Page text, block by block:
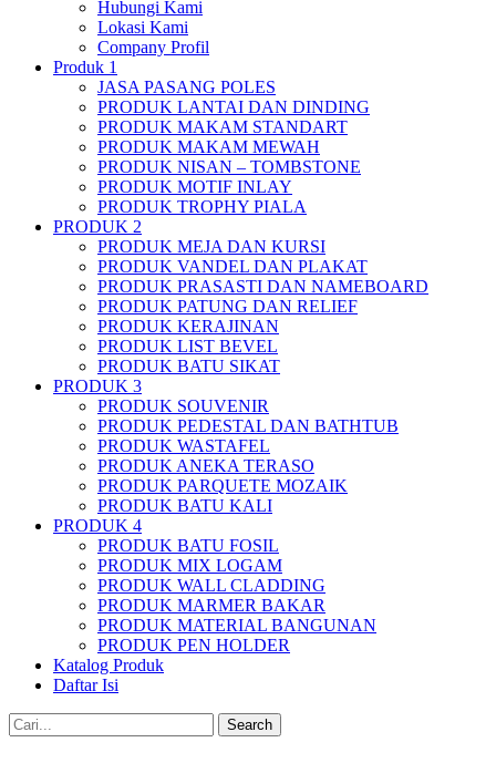
Hubungi Kami
Lokasi Kami
Company Profil
Produk 1
JASA PASANG POLES
PRODUK LANTAI DAN DINDING
PRODUK MAKAM STANDART
PRODUK MAKAM MEWAH
PRODUK NISAN – TOMBSTONE
PRODUK MOTIF INLAY
PRODUK TROPHY PIALA
PRODUK 2
PRODUK MEJA DAN KURSI
PRODUK VANDEL DAN PLAKAT
PRODUK PRASASTI DAN NAMEBOARD
PRODUK PATUNG DAN RELIEF
PRODUK KERAJINAN
PRODUK LIST BEVEL
PRODUK BATU SIKAT
PRODUK 3
PRODUK SOUVENIR
PRODUK PEDESTAL DAN BATHTUB
PRODUK WASTAFEL
PRODUK ANEKA TERASO
PRODUK PARQUETE MOZAIK
PRODUK BATU KALI
PRODUK 4
PRODUK BATU FOSIL
PRODUK MIX LOGAM
PRODUK WALL CLADDING
PRODUK MARMER BAKAR
PRODUK MATERIAL BANGUNAN
PRODUK PEN HOLDER
Katalog Produk
Daftar Isi
Search